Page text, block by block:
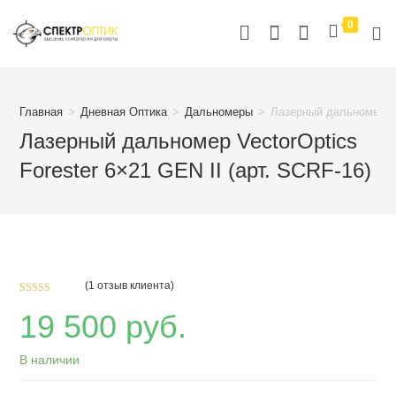
0
Главная > Дневная Оптика > Дальномеры > Лазерный дальномер
Лазерный дальномер VectorOptics
Forester 6×21 GEN II (арт. SCRF-16)
5.00из 5 на
основе
опроса
(1 отзыв клиента)
19 500 руб.
В наличии